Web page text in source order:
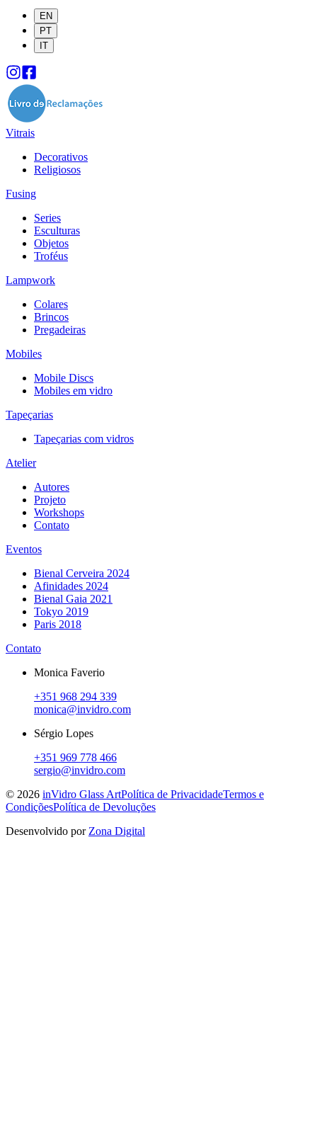
EN
PT
IT
Vitrais
Decorativos
Religiosos
Fusing
Series
Esculturas
Objetos
Troféus
Lampwork
Colares
Brincos
Pregadeiras
Mobiles
Mobile Discs
Mobiles em vidro
Tapeçarias
Tapeçarias com vidros
Atelier
Autores
Projeto
Workshops
Contato
Eventos
Bienal Cerveira 2024
Afinidades 2024
Bienal Gaia 2021
Tokyo 2019
Paris 2018
Contato
Monica Faverio
+351 968 294 339
monica@invidro.com
Sérgio Lopes
+351 969 778 466
sergio@invidro.com
© 2026 inVidro Glass ArtPolítica de PrivacidadeTermos e
CondiçõesPolítica de Devoluções
Desenvolvido por Zona Digital